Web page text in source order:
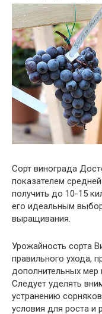
Сорт винограда
показателем
получить до 10-15
его идеальным
выращивания.
Урожайность сорта
правильного ухода,
дополнительных
Следует уделять
устранению
условия для роста и